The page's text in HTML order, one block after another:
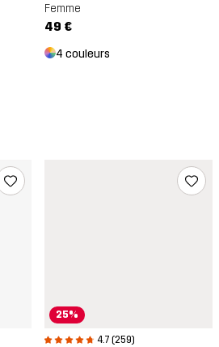
Femme
49 €
4 couleurs
25%
4.7 (259)